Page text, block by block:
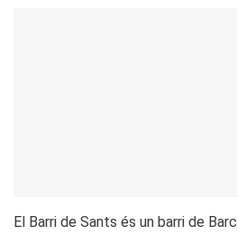
El Barri de Sants és un barri de